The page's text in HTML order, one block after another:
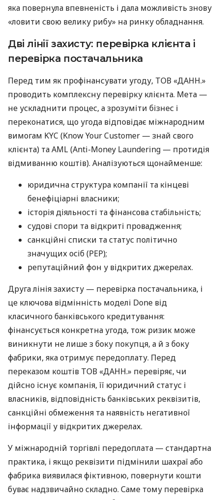
яка повернула впевненість і дала можливість знову
«ловити свою велику рибу» на ринку обладнання.
Дві лінії захисту: перевірка клієнта і
перевірка постачальника
Перед тим як профінансувати угоду, ТОВ «ДАНН.»
проводить комплексну перевірку клієнта. Мета —
не ускладнити процес, а зрозуміти бізнес і
переконатися, що угода відповідає міжнародним
вимогам KYC (Know Your Customer — знай свого
клієнта) та AML (Anti-Money Laundering — протидія
відмиванню коштів). Аналізуються щонайменше:
юридична структура компанії та кінцеві
бенефіціарні власники;
історія діяльності та фінансова стабільність;
судові спори та відкриті провадження;
санкційні списки та статус політично
значущих осіб (PEP);
репутаційний фон у відкритих джерелах.
Друга лінія захисту — перевірка постачальника, і
це ключова відмінність моделі Done від
класичного банківського кредитування:
фінансується конкретна угода, тож ризик може
виникнути не лише з боку покупця, а й з боку
фабрики, яка отримує передоплату. Перед
переказом коштів ТОВ «ДАНН.» перевіряє, чи
дійсно існує компанія, її юридичний статус і
власників, відповідність банківських реквізитів,
санкційні обмеження та наявність негативної
інформації у відкритих джерелах.
У міжнародній торгівлі передоплата — стандартна
практика, і якщо реквізити підмінили шахраї або
фабрика виявилася фіктивною, повернути кошти
буває надзвичайно складно. Саме тому перевірка